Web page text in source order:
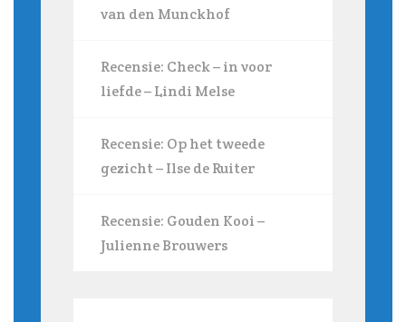
van den Munckhof
Recensie: Check – in voor
liefde – Lindi Melse
Recensie: Op het tweede
gezicht – Ilse de Ruiter
Recensie: Gouden Kooi –
Julienne Brouwers